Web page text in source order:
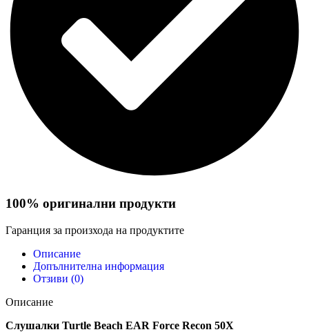
100% оригинални продукти
Гаранция за произхода на продуктите
Описание
Допълнителна информация
Отзиви (0)
Описание
Слушалки Turtle Beach EAR Force Recon 50X